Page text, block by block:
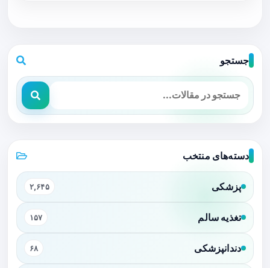
جستجو
دسته‌های منتخب
پزشکی ۲,۶۴۵
تغذیه سالم ۱۵۷
دندانپزشکی ۶۸